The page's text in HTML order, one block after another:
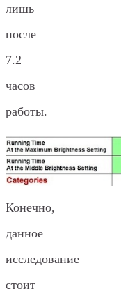
лишь
после
7.2
часов
работы.
Конечно,
данное
исследование
стоит